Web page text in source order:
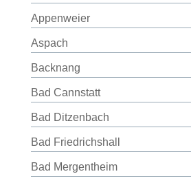
Appenweier
Aspach
Backnang
Bad Cannstatt
Bad Ditzenbach
Bad Friedrichshall
Bad Mergentheim